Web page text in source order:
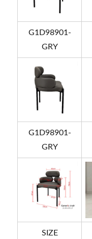
G1D98901-
GRY
G1D98901-
GRY
SIZE